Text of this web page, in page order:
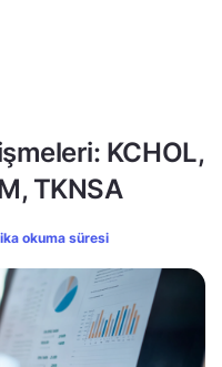
KCHOL,
TKNSA
okuma süresi